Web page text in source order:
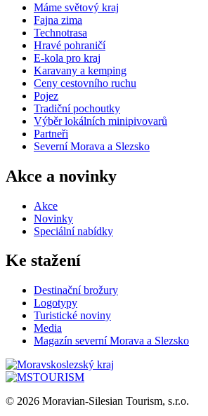
Máme světový kraj
Fajna zima
Technotrasa
Hravé pohraničí
E-kola pro kraj
Karavany a kemping
Ceny cestovního ruchu
Pojez
Tradiční pochoutky
Výběr lokálních minipivovarů
Partneři
Severní Morava a Slezsko
Akce a novinky
Akce
Novinky
Speciální nabídky
Ke stažení
Destinační brožury
Logotypy
Turistické noviny
Media
Magazín severní Morava a Slezsko
© 2026 Moravian-Silesian Tourism, s.r.o.